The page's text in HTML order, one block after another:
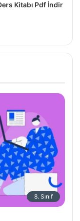
Kitabı Pdf İndir
8. Sınıf